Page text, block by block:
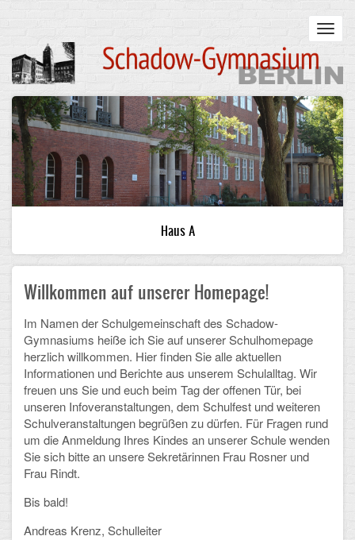
content
Main
navigation
STARTSEITE
UNSERE SCHULE
Infos zum Schulalltag
Campus
Sanierung
Schulpartnerschaft
Historisches
Schulalbum
SCHULLEBEN
Kollegium
Schulleitung
Schülervertretung
Haus A
Willkommen auf unserer Homepage!
Im Namen der Schulgemeinschaft des Schadow-
Gymnasiums heiße ich Sie auf unserer Schulhomepage
herzlich willkommen. Hier finden Sie alle aktuellen
Informationen und Berichte aus unserem Schulalltag. Wir
freuen uns Sie und euch beim Tag der offenen Tür, bei
unseren Infoveranstaltungen, dem Schulfest und weiteren
Schulveranstaltungen begrüßen zu dürfen. Für Fragen rund
um die Anmeldung Ihres Kindes an unserer Schule wenden
Sie sich bitte an unsere Sekretärinnen Frau Rosner und
Frau Rindt.
Bis bald!
Andreas Krenz, Schulleiter